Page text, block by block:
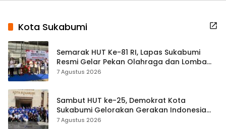
Kota Sukabumi
Semarak HUT Ke-81 RI, Lapas Sukabumi
Resmi Gelar Pekan Olahraga dan Lomba
Tradisional
7 Agustus 2026
Sambut HUT ke-25, Demokrat Kota
Sukabumi Gelorakan Gerakan Indonesia
ASRI Lewat Aksi Bersih Masjid Agung
7 Agustus 2026